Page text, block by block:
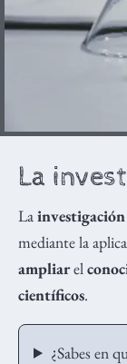
La
La
mediante la
ampliarel
científicos.
¿Sabes en